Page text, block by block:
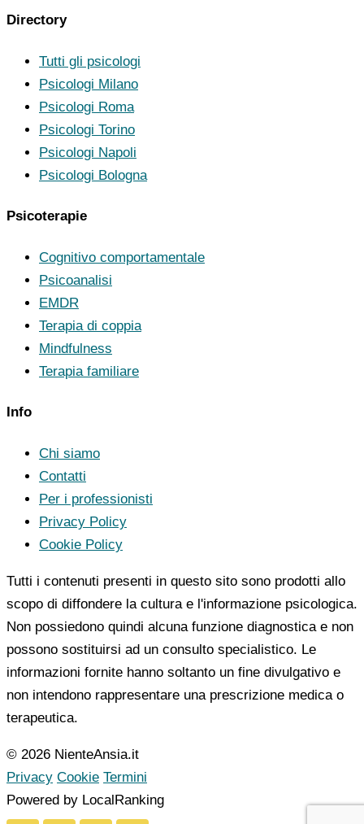
Directory
Tutti gli psicologi
Psicologi Milano
Psicologi Roma
Psicologi Torino
Psicologi Napoli
Psicologi Bologna
Psicoterapie
Cognitivo comportamentale
Psicoanalisi
EMDR
Terapia di coppia
Mindfulness
Terapia familiare
Info
Chi siamo
Contatti
Per i professionisti
Privacy Policy
Cookie Policy
Tutti i contenuti presenti in questo sito sono prodotti allo
scopo di diffondere la cultura e l'informazione psicologica.
Non possiedono quindi alcuna funzione diagnostica e non
possono sostituirsi ad un consulto specialistico. Le
informazioni fornite hanno soltanto un fine divulgativo e
non intendono rappresentare una prescrizione medica o
terapeutica.
© 2026 NienteAnsia.it
Privacy Cookie Termini
Powered by LocalRanking